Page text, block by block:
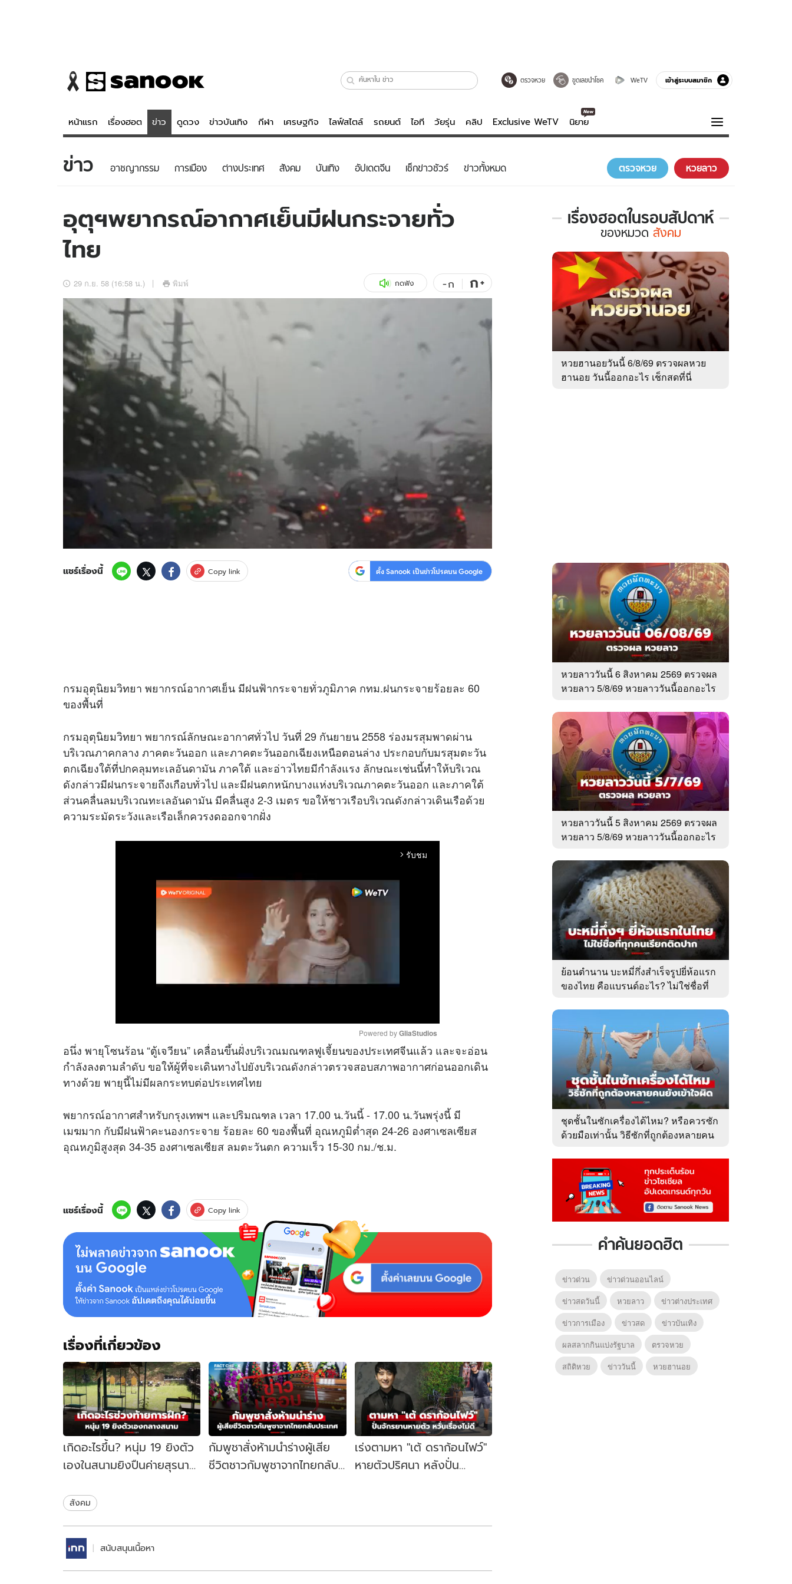
ตรวจหวย ขูดเลขนำโชค WeTV เข้าสู่ระบบสมาชิก
หน้าแรก เรื่องฮอต ข่าว ดูดวง ข่าวบันเทิง กีฬา เศรษฐกิจ ไลฟ์สไตล์ รถยนต์ ไอที วัยรุ่น คลิป Exclusive WeTV นิยาย
ข่าว
ข่าวบันเทิง
ข่าวกีฬา
ข่าวเศรษฐกิจ
อัปเดตจีน
เช็กข่าวชัวร์
ดูดวง - ตรวจหวย
สถิติหวยไทย
ไลฟ์สไตล์
วัยรุ่น
สุขภาพ
เที่ยว-กิน
Tasteful Thailand
บันเทิงครบรส
ดูทีวี
WeTV
Exclusive WeTV
ความรู้รอบตัว
ฮาวทู
ดาวน์โหลดสนุกแอปฟรี ติดตามสนุกโซเชียลได้ที่
สงวนลิขสิทธิ์ © บริษัท อิมเมจ ฟิวเจอร์ (ประเทศไทย) จำกัด
ข่าว อาชญากรรม การเมือง ต่างประเทศ สังคม บันเทิง อัปเดตจีน เช็กข่าวชัวร์ ข่าวทั้งหมด ตรวจหวย หวยลาว
อุตุฯพยากรณ์อากาศเย็นมีฝนกระจายทั่ว
ไทย
29 ก.ย. 58 (16:58 น.) พิมพ์ กดฟัง -ก ก+
แชร์เรื่องนี้ Copy link ตั้ง Sanook เป็นข่าวโปรดบน Google
กรมอุตุนิยมวิทยา พยากรณ์อากาศเย็น มีฝนฟ้ากระจายทั่วภูมิภาค กทม.ฝนกระจายร้อยละ 60
ของพื้นที่
กรมอุตุนิยมวิทยา พยากรณ์ลักษณะอากาศทั่วไป วันที่ 29 กันยายน 2558 ร่องมรสุมพาดผ่าน
บริเวณภาคกลาง ภาคตะวันออก และภาคตะวันออกเฉียงเหนือตอนล่าง ประกอบกับมรสุมตะวัน
ตกเฉียงใต้ที่ปกคลุมทะเลอันดามัน ภาคใต้ และอ่าวไทยมีกำลังแรง ลักษณะเช่นนี้ทำให้บริเวณ
ดังกล่าวมีฝนกระจายถึงเกือบทั่วไป และมีฝนตกหนักบางแห่งบริเวณภาคตะวันออก และภาคใต้
ส่วนคลื่นลมบริเวณทะเลอันดามัน มีคลื่นสูง 2-3 เมตร ขอให้ชาวเรือบริเวณดังกล่าวเดินเรือด้วย
ความระมัดระวังและเรือเล็กควรงดออกจากฝั่ง
arrow_forward_ios รับชม
M
e
Powered by GliaStudios
อนึ่ง พายุโซนร้อน “ตู้เจวียน” เคลื่อนขึ้นฝั่งบริเวณมณฑลฟูเจี้ยนของประเทศจีนแล้ว และจะอ่อน
กำลังลงตามลำดับ ขอให้ผู้ที่จะเดินทางไปยังบริเวณดังกล่าวตรวจสอบสภาพอากาศก่อนออกเดิน
ทางด้วย พายุนี้ไม่มีผลกระทบต่อประเทศไทย
พยากรณ์อากาศสำหรับกรุงเทพฯ และปริมณฑล เวลา 17.00 น.วันนี้ - 17.00 น.วันพรุ่งนี้ มี
เมฆมาก กับมีฝนฟ้าคะนองกระจาย ร้อยละ 60 ของพื้นที่ อุณหภูมิต่ำสุด 24-26 องศาเซลเซียส
อุณหภูมิสูงสุด 34-35 องศาเซลเซียส ลมตะวันตก ความเร็ว 15-30 กม./ช.ม.
แชร์เรื่องนี้ Copy link
เรื่องที่เกี่ยวข้อง
เกิดอะไรขึ้น? หนุ่ม 19 ยิงตัว
เองในสนามยิงปืนค่ายสุรนารี
ช่วงท้ายการฝึก
กัมพูชาสั่งห้ามนำร่างผู้เสีย
ชีวิตชาวกัมพูชาจากไทยกลับ
เร่งตามหา "เต้ ดราก้อนไฟว์"
หายตัวปริศนา หลังปั่น
สังคม
สนับสนุนเนื้อหา
เรื่องฮอตในรอบสัปดาห์
เรื่อง
ใน
รอบ
สัปดาห์
หมวด
สังคม
ของหมวด สังคม
หวยฮานอยวันนี้ 6/8/69 ตรวจผลหวย
ฮานอย วันนี้ออกอะไร เช็กสดที่นี่
หวยลาววันนี้ 6 สิงหาคม 2569 ตรวจผล
หวยลาว 5/8/69 หวยลาววันนี้ออกอะไร
หวยลาววันนี้ 5 สิงหาคม 2569 ตรวจผล
หวยลาว 5/8/69 หวยลาววันนี้ออกอะไร
ย้อนตำนาน บะหมี่กึ่งสำเร็จรูปยี่ห้อแรก
ของไทย คือแบรนด์อะไร? ไม่ใช่ชื่อที่
ชุดชั้นในซักเครื่องได้ไหม? หรือควรซัก
ด้วยมือเท่านั้น วิธีซักที่ถูกต้องหลายคน
คำค้นยอดฮิต
ข่าวด่วน
ข่าวด่วนออนไลน์
ข่าวสดวันนี้
หวยลาว
ข่าวต่างประเทศ
ข่าวการเมือง
ข่าวสด
ข่าวบันเทิง
ผลสลากกินแบ่งรัฐบาล
ตรวจหวย
สถิติหวย
ข่าววันนี้ หวยฮานอย